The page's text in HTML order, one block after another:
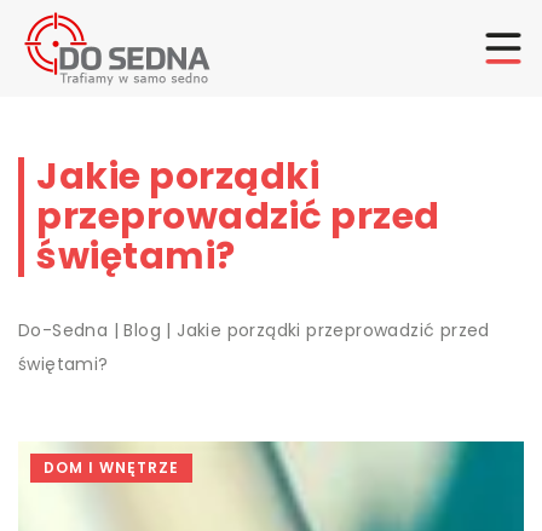
Jakie porządki
przeprowadzić przed
świętami?
Do-Sedna |Blog | Jakie porządki przeprowadzić przed
świętami?
DOM I WNĘTRZE